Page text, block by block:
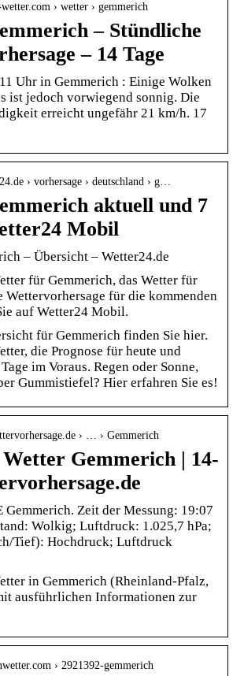
› wetter › gemmerich
– Stündliche
– 14 Tage
Uhr in Gemmerich : Einige Wolken
ist jedoch vorwiegend sonnig. Die
erreicht ungefähr 21 km/h. 17
› vorhersage › deutschland › g…
aktuell und 7
Mobil
– Übersicht – Wetter24.de
für Gemmerich, das Wetter für
Wettervorhersage für die kommenden
auf Wetter24 Mobil.
für Gemmerich finden Sie hier.
die Prognose für heute und
im Voraus. Regen oder Sonne,
Gummistiefel? Hier erfahren Sie es!
› … › Gemmerich
Gemmerich | 14-
Gemmerich. Zeit der Messung: 19:07
Wolkig; Luftdruck: 1.025,7 hPa;
Tief): Hochdruck; Luftdruck
in Gemmerich (Rheinland-Pfalz,
ausführlichen Informationen zur
› 2921392-gemmerich